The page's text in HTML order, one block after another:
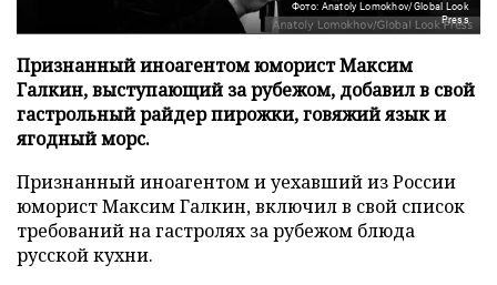
Фото: Anatoly Lomokhov/Global Look
Press
Признанный иноагентом юморист Максим
Галкин, выступающий за рубежом, добавил в свой
гастрольный райдер пирожки, говяжий язык и
ягодный морс.
Признанный иноагентом и уехавший из России
юморист Максим Галкин, включил в свой список
требований на гастролях за рубежом блюда
русской кухни.